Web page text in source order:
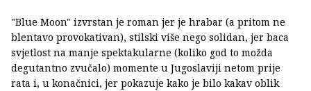
"Blue Moon" izvrstan je roman jer je hrabar (a pritom ne
blentavo provokativan), stilski više nego solidan, jer baca
svjetlost na manje spektakularne (koliko god to možda
degutantno zvučalo) momente u Jugoslaviji netom prije
rata i, u konačnici, jer pokazuje kako je bilo kakav oblik